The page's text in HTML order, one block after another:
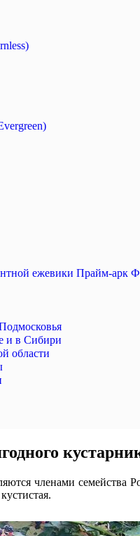
ежевики Прайм-арк
и в Сибири
области
членами семейства